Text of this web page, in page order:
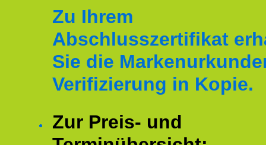
Zu Ihrem
Abschlusszertifikat
Sie die
Verifizierung in Kopie.
Zur Preis- und